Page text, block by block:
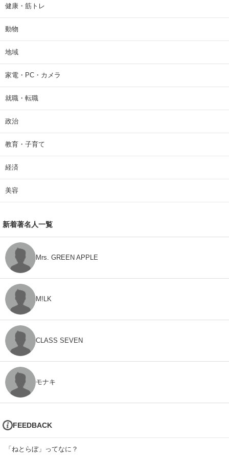
健康・筋トレ
動物
地域
家電・PC・カメラ
就職・転職
政治
教育・子育て
経済
美容
新着著名人一覧
Mrs. GREEN APPLE
M!LK
CLASS SEVEN
モナキ
FEEDBACK
「ねとらぼ」ってなに？